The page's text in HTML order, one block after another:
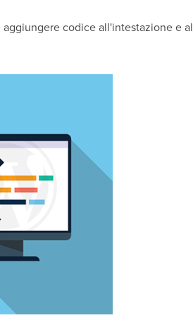
codice all'intestazione e al